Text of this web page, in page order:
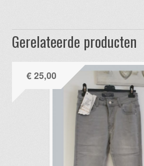
Gerelateerde producten
€25,00